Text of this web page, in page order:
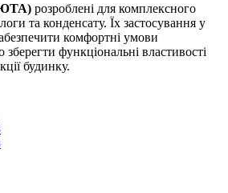
розроблені для комплексного
та конденсату. Їх застосування у
комфортні умови
функціональні властивості
будинку.